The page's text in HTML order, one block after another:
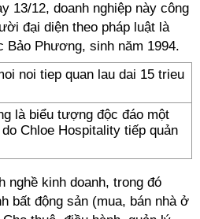
13/12, doanh nghiệp này công
đại diện theo pháp luật là
Bảo Phương, sinh năm 1994.
là biểu tượng độc đáo một
Chloe Hospitality tiếp quản
nghề kinh doanh, trong đó
bất động sản (mua, bán nhà ở